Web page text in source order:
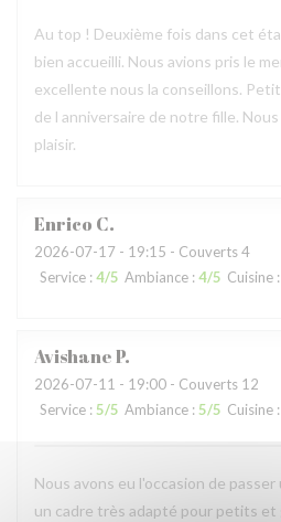
Au top ! Deuxième fois dans cet
bien accueilli. Nous avions pris le
excellente nous la conseillons.
de l anniversaire de notre fille.
plaisir.
Enrico C
2026-07-17 - 19:15 - Couverts 4
Service : 4/5 Ambiance : 4/5 Cuisine :
AvishaneP
2026-07-11 - 19:00 - Couverts 12
Service : 5/5 Ambiance : 5/5 Cuisine :
Nous avons eu l'occasion de
un cadre très adapté pour petits et